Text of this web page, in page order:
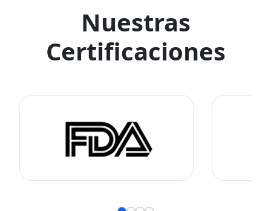
Nuestras
Certificaciones